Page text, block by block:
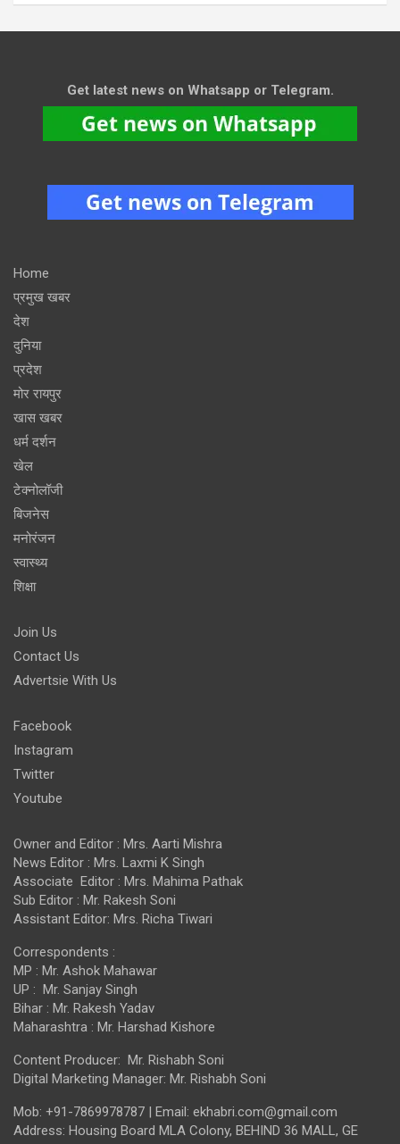
Get latest news on Whatsapp or Telegram.
Home
प्रमुख खबर
देश
दुनिया
प्रदेश
मोर रायपुर
खास खबर
धर्म दर्शन
खेल
टेक्नोलॉजी
बिजनेस
मनोरंजन
स्वास्थ्य
शिक्षा
Join Us
Contact Us
Advertsie With Us
Facebook
Instagram
Twitter
Youtube
Owner and Editor : Mrs. Aarti Mishra
News Editor : Mrs. Laxmi K Singh
Associate Editor : Mrs. Mahima Pathak
Sub Editor : Mr. Rakesh Soni
Assistant Editor: Mrs. Richa Tiwari
Correspondents :
MP : Mr. Ashok Mahawar
UP : Mr. Sanjay Singh
Bihar : Mr. Rakesh Yadav
Maharashtra : Mr. Harshad Kishore
Content Producer: Mr. Rishabh Soni
Digital Marketing Manager: Mr. Rishabh Soni
Mob: +91-7869978787 | Email: ekhabri.com@gmail.com
Address: Housing Board MLA Colony, BEHIND 36 MALL, GE